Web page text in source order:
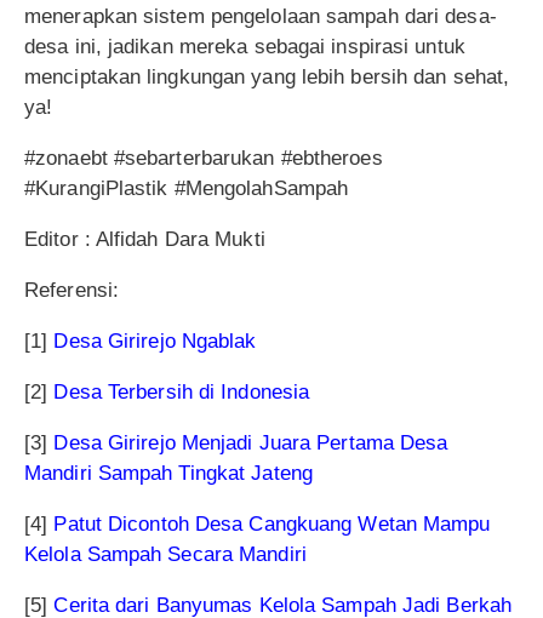
menerapkan sistem pengelolaan sampah dari desa-
desa ini, jadikan mereka sebagai inspirasi untuk
menciptakan lingkungan yang lebih bersih dan sehat,
ya!
#zonaebt #sebarterbarukan #ebtheroes
#KurangiPlastik #MengolahSampah
Editor : Alfidah Dara Mukti
Referensi:
[1] Desa Girirejo Ngablak
[2] Desa Terbersih di Indonesia
[3] Desa Girirejo Menjadi Juara Pertama Desa
Mandiri Sampah Tingkat Jateng
[4] Patut Dicontoh Desa Cangkuang Wetan Mampu
Kelola Sampah Secara Mandiri
[5]Cerita dari Banyumas Kelola Sampah Jadi Berkah